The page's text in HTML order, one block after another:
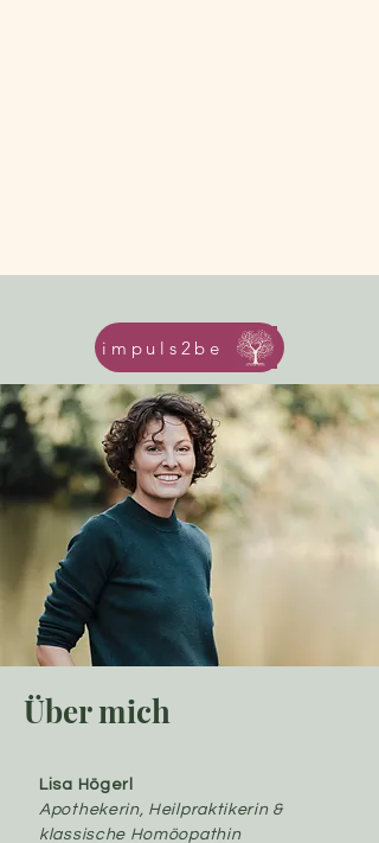
impuls2be
Über mich
Lisa Högerl
Apothekerin, Heilpraktikerin &
klassische Homöopathin